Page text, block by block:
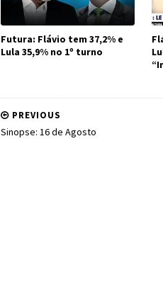
Futura: Flávio tem 37,2% e
Lula 35,9% no 1º turno
PREVIOUS
Sinopse: 16 de Agosto